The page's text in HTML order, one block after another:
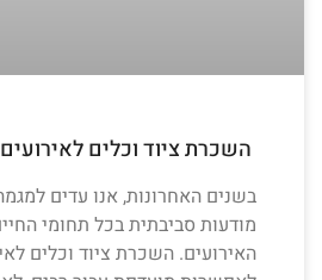
השכרת ציוד וכלים
בשנים האחרונות, אנו עדים
מודעות סביבתית בכל תחומי
האירועים. השכרת ציוד וכלים